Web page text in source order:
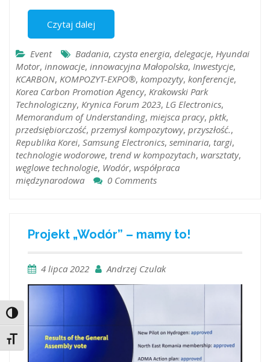
Toggle High Contrast
Toggle Font size
Czytaj dalej
Event Badania, czysta energia, delegacje, Hyundai
Motor, innowacje, innowacyjna Małopolska, Inwestycje,
KCARBON, KOMPOZYT-EXPO®, kompozyty, konferencje,
Korea Carbon Promotion Agency, Krakowski Park
Technologiczny, Krynica Forum 2023, LG Electronics,
Memorandum of Understanding, miejsca pracy, pktk,
przedsiębiorczość, przemysł kompozytowy, przyszłość.,
Republika Korei, Samsung Electronics, seminaria, targi,
technologie wodorowe, trend w kompozytach, warsztaty,
węglowe technologie, Wodór, współpraca
międzynarodowa
0 Comments
Projekt „Wodór” – mamy to!
4 lipca 2022 Andrzej Czulak